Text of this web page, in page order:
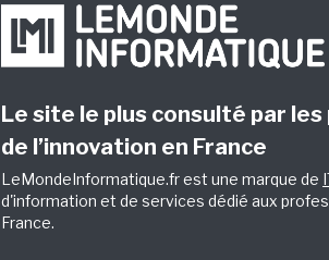
Le site le plus consulté par
de l’innovation en France
LeMondeInformatique.fr est une marque de
d'information et de services dédié aux
France.